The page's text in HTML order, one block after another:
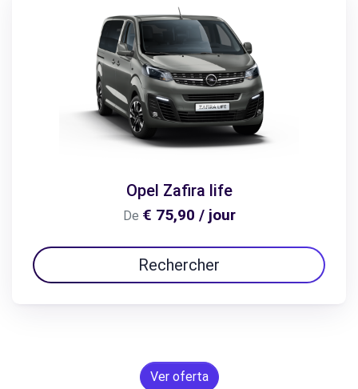
Opel Zafira life
De € 75,90 / jour
Rechercher
Ver oferta